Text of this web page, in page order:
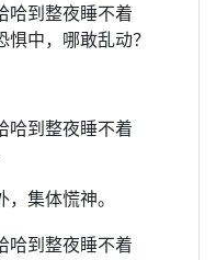
中，哪敢乱动？
集体慌神。